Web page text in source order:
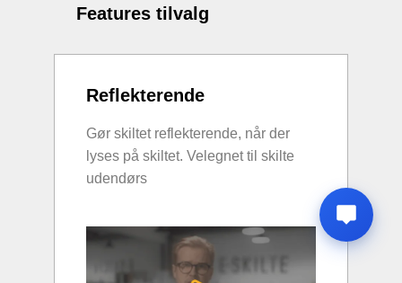
Features tilvalg
Reflekterende
Gør skiltet reflekterende, når der
lyses på skiltet. Velegnet til skilte
udendørs